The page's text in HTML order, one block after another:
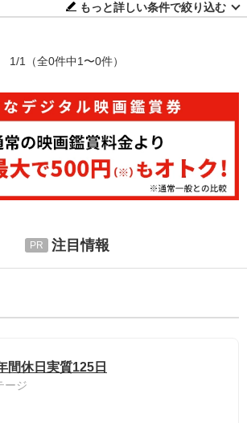
もっと詳しい条件で絞り込む
1/1 （全0件中1〜0件）
注目情報
間休日実質125日
ージ